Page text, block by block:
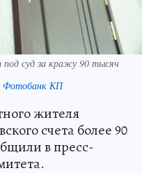
суд за кражу 90 тысяч
Фотобанк КП
жителя
счета более 90
в пресс-